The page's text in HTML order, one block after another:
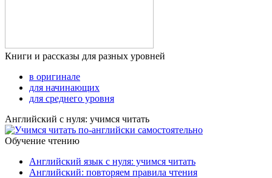
Книги и рассказы для разных уровней
в оригинале
для начинающих
для среднего уровня
Английский с нуля: учимся читать
Обучение чтению
Английский язык с нуля: учимся читать
Английский: повторяем правила чтения